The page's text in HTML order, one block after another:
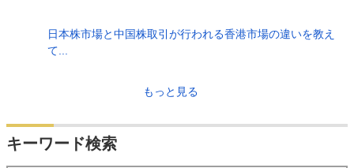
日本株市場と中国株取引が行われる香港市場の違いを教え
て...
もっと見る
キーワード検索